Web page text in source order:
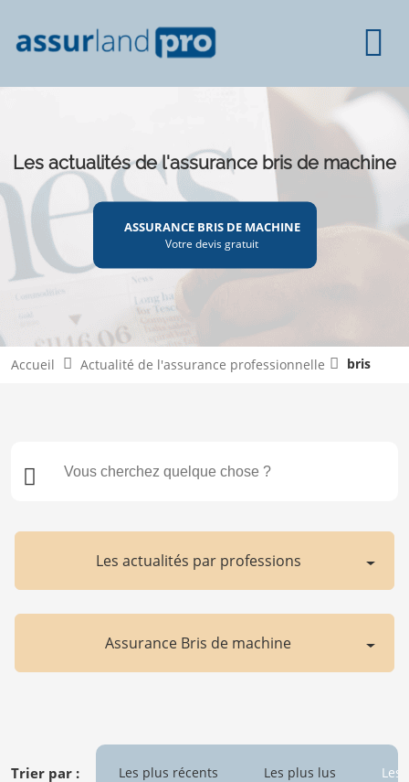
Les actualités de l'assurance bris de machine
ASSURANCE BRIS DE MACHINE
Votre devis gratuit
Accueil Actualité de l'assurance professionnelle bris
Les actualités par professions
Assurance Bris de machine
Trier par : Les plus récents Les plus lus Les